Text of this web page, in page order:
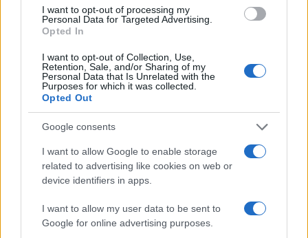
I want to opt-out of processing my
Personal Data for Targeted Advertising.
Opted In
I want to opt-out of Collection, Use,
Retention, Sale, and/or Sharing of my
Personal Data that Is Unrelated with the
Purposes for which it was collected.
Opted Out
Google consents
I want to allow Google to enable storage
related to advertising like cookies on web or
device identifiers in apps.
I want to allow my user data to be sent to
Google for online advertising purposes.
Nuova Zelanda: ondata di freddo eccezionale porta
Francesca Lombardi · 4 Ago 2026
PIÙ LETTI